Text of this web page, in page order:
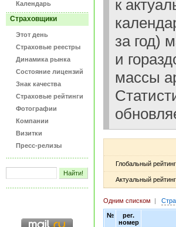
Календарь
Страховщики
Этот день
Страховые реестры
Динамика рынка
Состояние лицензий
Знак качества
Страховые рейтинги
Фотографии
Компании
Визитки
Пресс-релизы
к
за год)
и
массы
Глобальный
Актуальный
Одним списком
№
рег.
номер